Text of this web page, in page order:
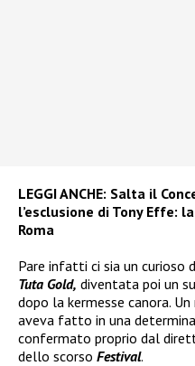
LEGGI ANCHE: Salta il
l’esclusione di Tony Effe:
Roma
Pare infatti ci sia un curioso
Tuta Gold, diventata poi un
dopo la kermesse canora.
aveva fatto in una
confermato proprio dal
dello scorso Festival.